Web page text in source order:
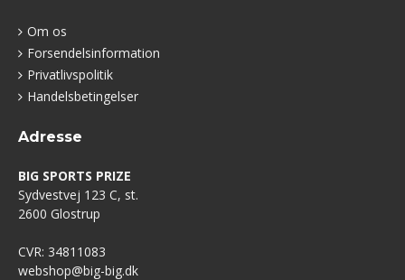
Om os
Forsendelsinformation
Privatlivspolitik
Handelsbetingelser
Adresse
BIG SPORTS PRIZE
Sydvestvej 123 C, st.
2600 Glostrup
CVR: 34811083
webshop@big-big.dk